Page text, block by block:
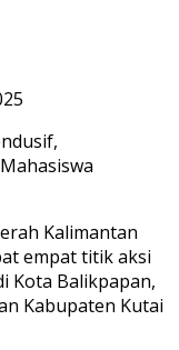
Kalimantan
empat titik aksi
Kota Balikpapan,
Kabupaten Kutai